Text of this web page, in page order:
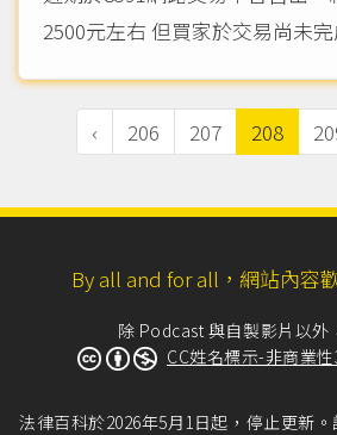
2500元左右 但買家於交易尚未
程中與買家發生爭執，如果想要
障我的權益 目前帳號內道具已遭
‹ 206 207 208
By all and for all，網站內容
除 Podcast 與自製影片以外
CC姓名標示-非商業
法律百科於2026年5月1日起，停止更新